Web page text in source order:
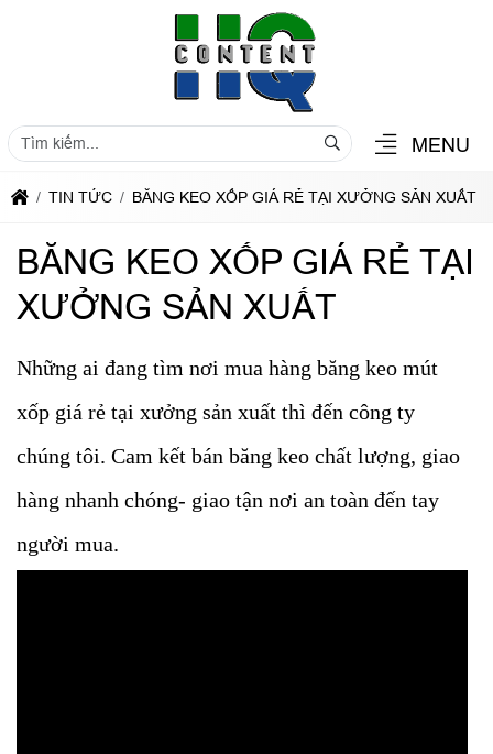
MENU
TIN TỨC BĂNG KEO XỐP GIÁ RẺ TẠI XƯỞNG SẢN XUẤT
BĂNG KEO XỐP GIÁ RẺ TẠI
XƯỞNG SẢN XUẤT
Những ai đang tìm nơi mua hàng băng keo mút
xốp giá rẻ tại xưởng sản xuất thì đến công ty
chúng tôi. Cam kết bán băng keo chất lượng, giao
hàng nhanh chóng- giao tận nơi an toàn đến tay
người mua.